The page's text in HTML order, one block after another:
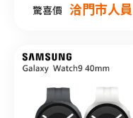
驚喜價 洽門市人員